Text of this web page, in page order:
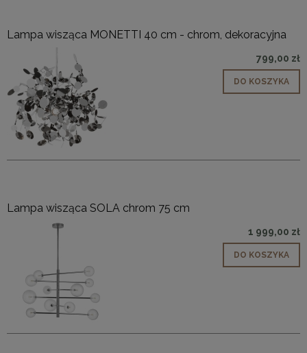
Lampa wisząca MONETTI 40 cm - chrom, dekoracyjna
799,00 zł
DO KOSZYKA
Lampa wisząca SOLA chrom 75 cm
1 999,00 zł
DO KOSZYKA